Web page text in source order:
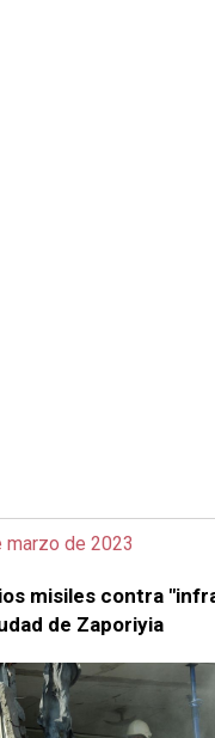
marzo de 2023
misiles contra
de Zaporiyia